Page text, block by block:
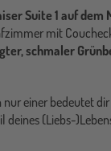
Suite 1 auf dem
mit
schmaler
einer bedeutet
deines (Liebs-